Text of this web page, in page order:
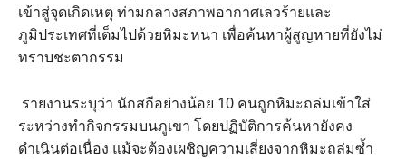
เข้าสู่จุดเกิดเหตุ ท่ามกลางสภาพอากาศเลวร้ายและ
ภูมิประเทศที่เต็มไปด้วยหิมะหนา เพื่อค้นหาผู้สูญหายที่ยังไม่
ทราบชะตากรรม
รายงานระบุว่า นักสกีอย่างน้อย 10 คนถูกหิมะถล่มเข้าใส่
ระหว่างทำกิจกรรมบนภูเขา โดยปฏิบัติการค้นหายังคง
ดำเนินต่อเนื่อง แม้จะต้องเผชิญความเสี่ยงจากหิมะถล่มซ้ำ